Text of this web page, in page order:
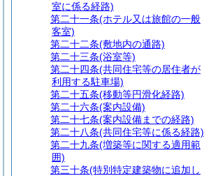
室に係る経路)
第二十一条(ホテル又は旅館の一般
客室)
第二十二条(敷地内の通路)
第二十三条(浴室等)
第二十四条(共同住宅等の居住者が
利用する駐車場)
第二十五条(移動等円滑化経路)
第二十六条(案内設備)
第二十七条(案内設備までの経路)
第二十八条(共同住宅等に係る経路)
第二十九条(増築等に関する適用範
囲)
第三十条(特別特定建築物に追加し